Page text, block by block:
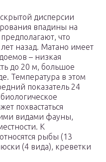
дисперсии
впадины на
что
назад. Матано имеет
– низкая
до 20 м, большое
Температура в этом
показатель 24
похвастаться
видами фауны,
К
рыбы (13
(4 вида), креветки